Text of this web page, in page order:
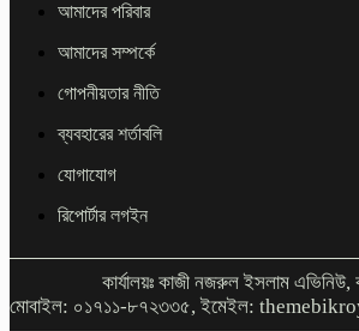
আমাদের পরিবার
আমাদের সম্পর্কে
গোপনীয়তার নীতি
ব্যবহারের শর্তাবলি
যোগাযোগ
রিপোর্টার লগইন
কার্যালয়ঃ কাজী নজরুল ইসলাম এভিনিউ,
মোবাইল: ০১৭১১-৮৭২৩৩৫, ইমেইল: